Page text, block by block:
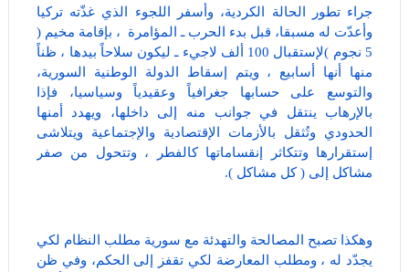
جراء تطور الحالة الكردية، وأسفر اللجوء الذي غذّته تركيا
وأعدّت له مسبقا، قبل بدء الحرب ـ المؤامرة ، بإقامة مخيم (
5 نجوم )لإستقبال 100 ألف لاجيء ـ ليكون سلاحاً بيدها ، ظناً
منها أنها أسابيع ، ويتم إسقاط الدولة الوطنية السورية،
والتوسع على حسابها جغرافياً وعقيدياً وسياسيا، فإذا
بالإرهاب ينتقل في جوانب منه إلى داخلها، ويهدد أمنها
الحدودي وتُثقل بالأزمات الإقتصادية والإجتماعية ويتلاشى
إستقرارها وتتكاثر إنقساماتها كالفطر ، وتتحول من صفر
مشاكل إلى ( كل مشاكل ).
وهكذا تصبح المصالحة والتهدئة مع سورية مطلب النظام لكي
يجدّد له ، ومطلب المعارضة لكي تقفز إلى الحكم، وفي ظن